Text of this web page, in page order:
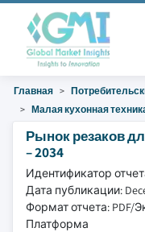
Главная
Малая кухонная
Рынок резаков
– 2034
Идентификатор
Дата публикации:
Формат отчета: PDF/
Платформа